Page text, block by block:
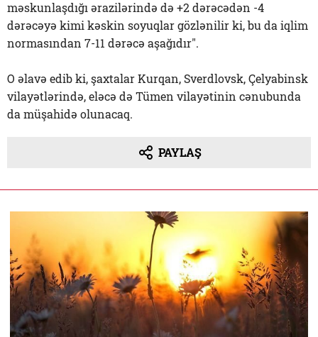
məskunlaşdığı ərazilərində də +2 dərəcədən -4
dərəcəyə kimi kəskin soyuqlar gözlənilir ki, bu da iqlim
normasından 7-11 dərəcə aşağıdır".
O əlavə edib ki, şaxtalar Kurqan, Sverdlovsk, Çelyabinsk
vilayətlərində, eləcə də Tümen vilayətinin cənubunda
da müşahidə olunacaq.
PAYLAŞ